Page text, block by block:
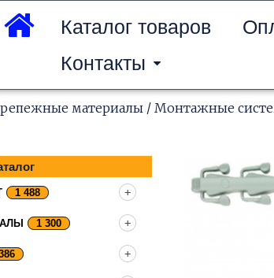
Каталог товаров
Контакты
материалы / Монтажные
1 488
1 300